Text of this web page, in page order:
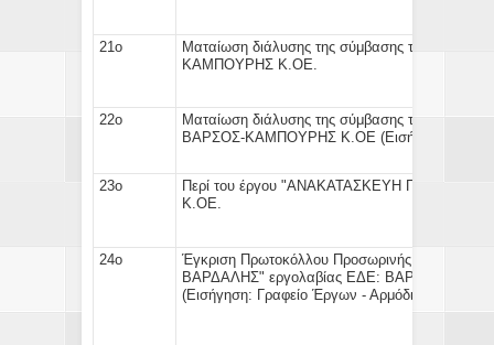
21ο Ματαίωση διάλυσης της σύμβασης του έργου
ΚΑΜΠΟΥΡΗΣ
22ο Ματαίωση διάλυσης της σύμβασης του έργου
ΒΑΡΣΟΣ-ΚΑΜΠΟΥΡΗΣ Κ.ΟΕ (Εισήγηση:
23ο Περί του έργου "ΑΝΑΚΑΤΑΣΚΕΥΗ ΠΛΑΤΕΙΑΣ
24ο Έγκριση Πρωτοκόλλου Προσωρινής &
ΒΑΡΔΑΛΗΣ"
(Εισήγηση: Γραφείο Έργων - Αρμόδιος